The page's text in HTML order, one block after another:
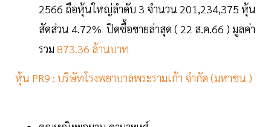
2566 ถือหุ้นใหญ่ลำดับ 3 จำนวน 201,234,375 หุ้น
สัดส่วน 4.72% ปิดซื้อขายล่าสุด ( 22 ส.ค.66 ) มูลค่า
รวม 873.36 ล้านบาท
หุ้น PR9 : บริษัทโรงพยาบาลพระรามเก้า จำกัด (มหาชน )